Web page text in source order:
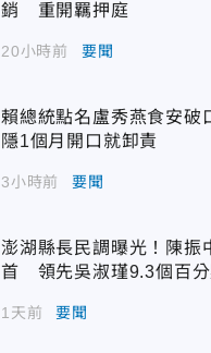
銷 重開羈押庭
20小時前 要聞
賴總統點名盧秀燕食安
隱1個月開口就卸責
3小時前 要聞
澎湖縣長民調曝光！陳振
首 領先吳淑瑾9.3個百
1天前 要聞